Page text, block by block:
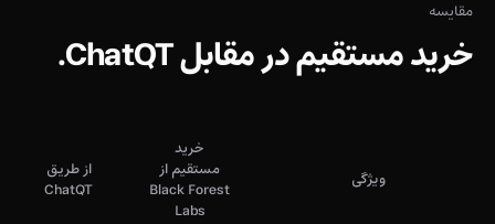
مقایسه
خرید مستقیم در مقابل ChatQT.
ویژگی
خرید
مستقیم از
Black Forest
Labs
از طریق
ChatQT